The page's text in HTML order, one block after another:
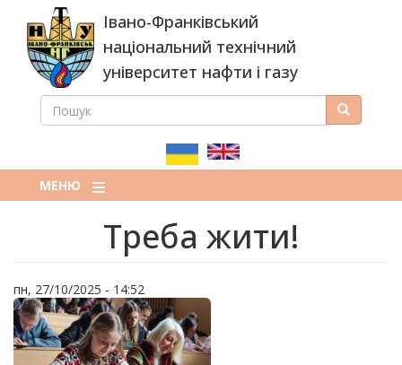
основного
вмісту
Івано-Франківський
національний технічний
університет нафти і газу
ПОШУКОВА
ПОШУК Пошук
МЕНЮ
Треба жити!
пн, 27/10/2025 - 14:52